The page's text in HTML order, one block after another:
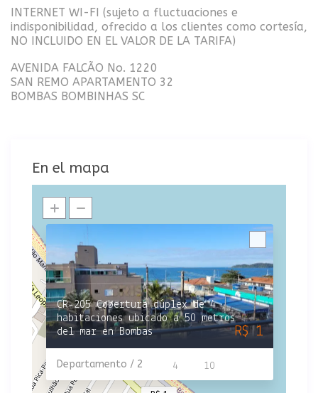
INTERNET WI-FI (sujeto a fluctuaciones e
indisponibilidad, ofrecido a los clientes como cortesía,
NO INCLUIDO EN EL VALOR DE LA TARIFA)
AVENIDA FALCÃO No. 1220
SAN REMO APARTAMENTO 32
BOMBAS BOMBINHAS SC
En el mapa
CR-205 Cobertura dúplex de 4
habitaciones ubicado a 50 metros
del mar en Bombas
Departamento / 2 10
4
R$ 1